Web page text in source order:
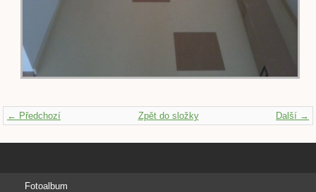
← Předchozí Další →
Zpět do složky
Fotoalbum